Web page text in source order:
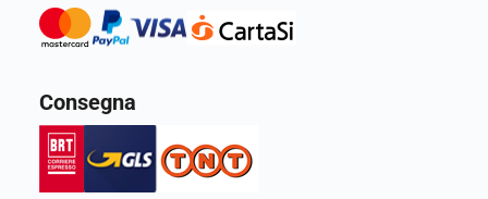
Consegna